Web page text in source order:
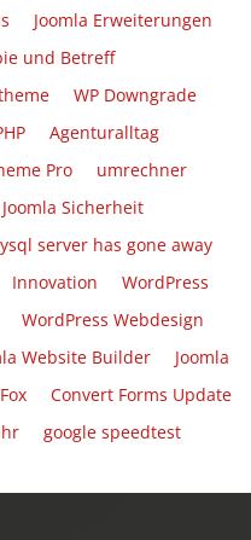
Joomla Erweiterungen
und Betreff
WP Downgrade
Agenturalltag
Pro
umrechner
Joomla Sicherheit
server has gone away
Innovation
WordPress
WordPress Webdesign
Website Builder
Joomla
Convert Forms Update
google speedtest